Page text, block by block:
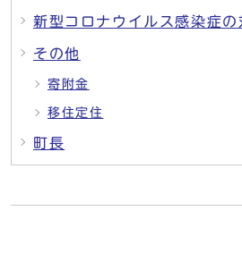
新型コロナウイルス感染症の
その他
寄附金
移住定住
町長